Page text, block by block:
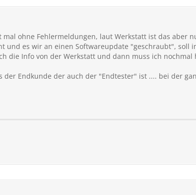
ohne Fehlermeldungen, laut Werkstatt ist das aber
und es wir an einen Softwareupdate "geschraubt", soll
die Info von der Werkstatt und dann muss ich
Endkunde der auch der "Endtester" ist .... bei der